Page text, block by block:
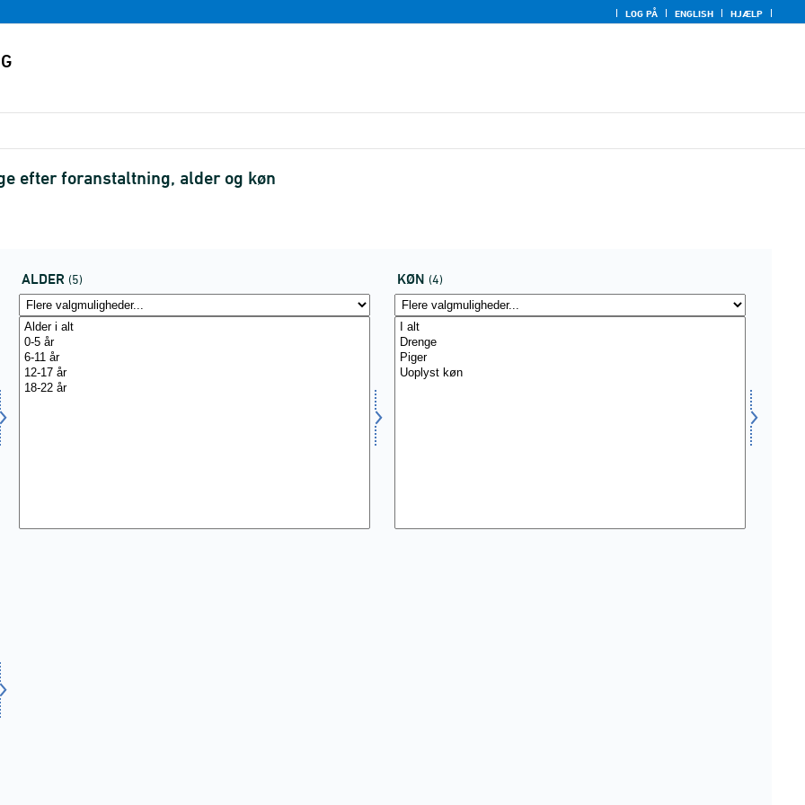
LOG PÅ ENGLISH HJÆLP
efter foranstaltning, alder og køn
ALDER (5) KØN (4)